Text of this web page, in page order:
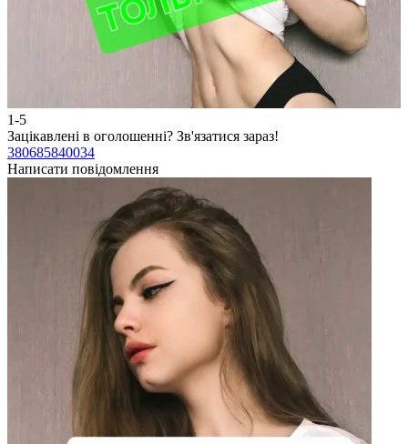
1-5
Зацікавлені в оголошенні? Зв'язатися зараз!
380685840034
Написати повідомлення